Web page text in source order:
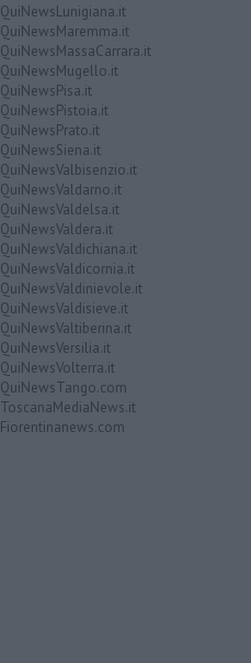
QuiNewsLunigiana.it
QuiNewsMaremma.it
QuiNewsMassaCarrara.it
QuiNewsMugello.it
QuiNewsPisa.it
QuiNewsPistoia.it
QuiNewsPrato.it
QuiNewsSiena.it
QuiNewsValbisenzio.it
QuiNewsValdarno.it
QuiNewsValdelsa.it
QuiNewsValdera.it
QuiNewsValdichiana.it
QuiNewsValdicornia.it
QuiNewsValdinievole.it
QuiNewsValdisieve.it
QuiNewsValtiberina.it
QuiNewsVersilia.it
QuiNewsVolterra.it
QuiNewsTango.com
ToscanaMediaNews.it
Fiorentinanews.com